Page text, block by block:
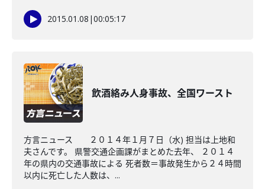
2015.01.08 |00:05:17
飲酒絡み人身事故、全国ワースト
方言ニュース ２０１４年１月７日（水) 担当は上地和
夫さんです。 県警交通企画課がまとめた去年、 ２０１４
年の県内の交通事故による 死者数＝事故発生から２４時間
以内に死亡した人数は、...